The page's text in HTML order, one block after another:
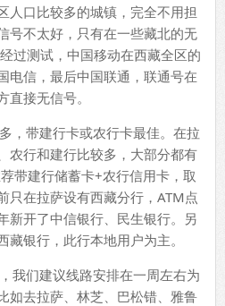
人口比较多的城镇，完全不用担
号不太好，只有在一些藏北的无
过测试，中国移动在西藏全区的
电信，最后中国联通，联通号在
接无信号。
带建行卡或农行卡最佳。在拉
农行和建行比较多，大部分都有
带建行储蓄卡+农行信用卡，取
只在拉萨设有西藏分行，ATM点
新开了中信银行、民生银行。另
银行，此行本地用户为主。
们建议线路安排在一周左右为
如去拉萨、林芝、巴松错、雅鲁